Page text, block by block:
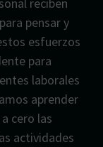
pensar y
esfuerzos
para
laborales
aprender
cero las
actividades